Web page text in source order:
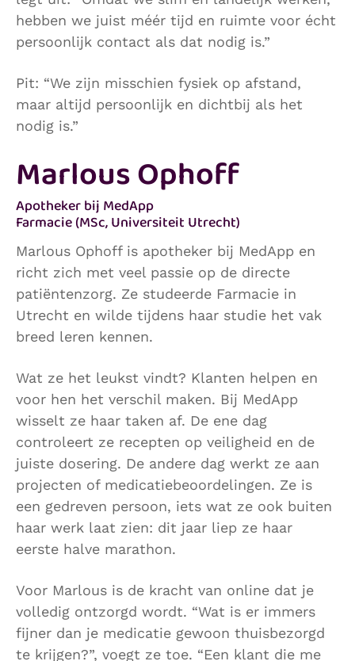
hebben we juist méér tijd en ruimte voor écht
persoonlijk contact als dat nodig is.”
Pit: “We zijn misschien fysiek op afstand,
maar altijd persoonlijk en dichtbij als het
nodig is.”
Marlous Ophoff
Apotheker bij MedApp
Farmacie (MSc, Universiteit Utrecht)
Marlous Ophoff is apotheker bij MedApp en
richt zich met veel passie op de directe
patiëntenzorg. Ze studeerde Farmacie in
Utrecht en wilde tijdens haar studie het vak
breed leren kennen.
Wat ze het leukst vindt? Klanten helpen en
voor hen het verschil maken. Bij MedApp
wisselt ze haar taken af. De ene dag
controleert ze recepten op veiligheid en de
juiste dosering. De andere dag werkt ze aan
projecten of medicatiebeoordelingen. Ze is
een gedreven persoon, iets wat ze ook buiten
haar werk laat zien: dit jaar liep ze haar
eerste halve marathon.
Voor Marlous is de kracht van online dat je
volledig ontzorgd wordt. “Wat is er immers
fijner dan je medicatie gewoon thuisbezorgd
te krijgen?”, voegt ze toe. “Een klant die me